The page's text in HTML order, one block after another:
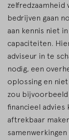
zelfredzaamheid
bedrijven gaan
aan kennis niet
capaciteiten.
adviseur in te
nodig, een
oplossing en
zou
financieel
aftrekbaar